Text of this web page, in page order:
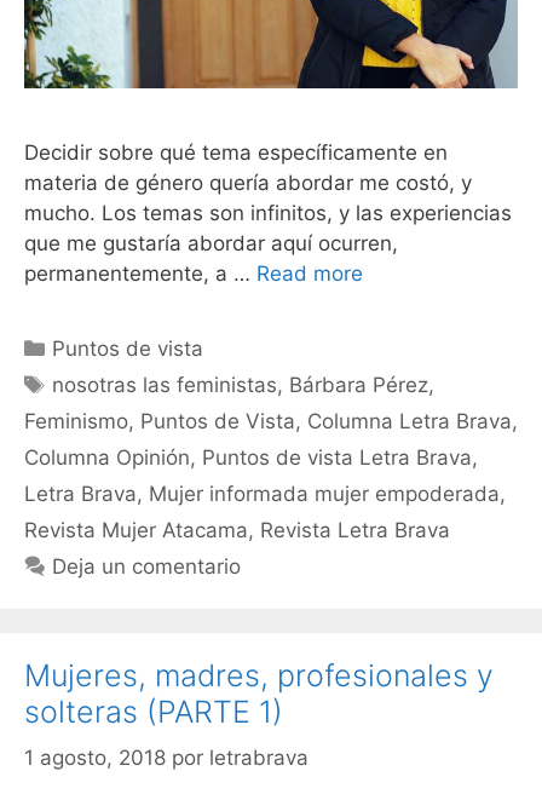
Decidir sobre qué tema específicamente en
materia de género quería abordar me costó, y
mucho. Los temas son infinitos, y las experiencias
que me gustaría abordar aquí ocurren,
permanentemente, a … Read more
Puntos de vista
nosotras las feministas, Bárbara Pérez,
Feminismo, Puntos de Vista, Columna Letra Brava,
Columna Opinión, Puntos de vista Letra Brava,
Letra Brava, Mujer informada mujer empoderada,
Revista Mujer Atacama, Revista Letra Brava
Deja un comentario
Mujeres, madres, profesionales y
solteras (PARTE 1)
1 agosto, 2018 por letrabrava